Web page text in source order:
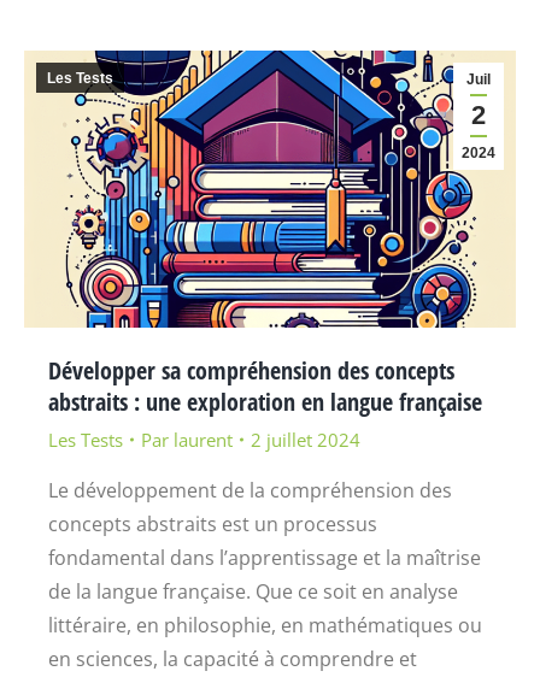
Juil
2
2024
Les Tests
Développer sa compréhension des concepts
abstraits : une exploration en langue française
Les Tests Par laurent 2 juillet 2024
Le développement de la compréhension des
concepts abstraits est un processus
fondamental dans l’apprentissage et la maîtrise
de la langue française. Que ce soit en analyse
littéraire, en philosophie, en mathématiques ou
en sciences, la capacité à comprendre et